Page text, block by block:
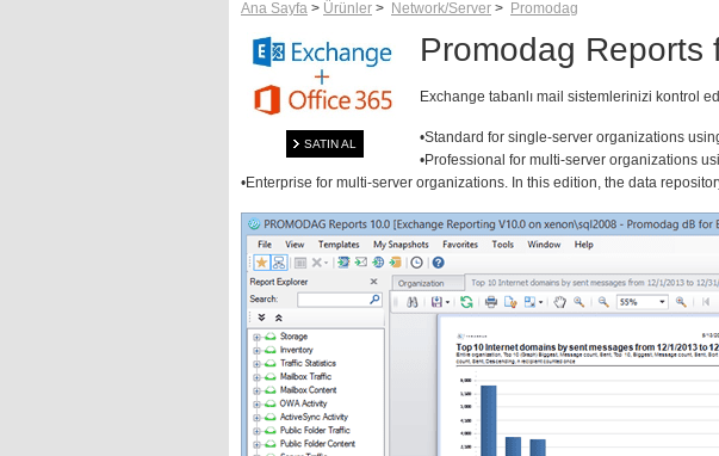
Ana Sayfa > Ürünler > Network/Server > Promodag
SATIN AL
Promodag Reports
Exchange tabanlı mail sistemlerinizi kontrol
•Standard for single-server organizations
•Professional for multi-server organizations
•Enterprise for multi-server organizations. In this edition, the data